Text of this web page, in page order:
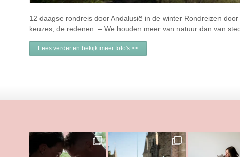
12 daagse rondreis door Andalusië in de winter Rondreizen
keuzes, de redenen: – We houden meer van natuur dan van
Lees verder en bekijk meer foto's >>